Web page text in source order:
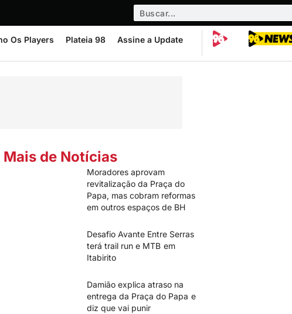
Os Players Plateia 98 Assine a Update
Mais de Notícias
Moradores aprovam
revitalização da Praça do
Papa, mas cobram reformas
em outros espaços de BH
Desafio Avante Entre Serras
terá trail run e MTB em
Itabirito
Damião explica atraso na
entrega da Praça do Papa e
diz que vai punir